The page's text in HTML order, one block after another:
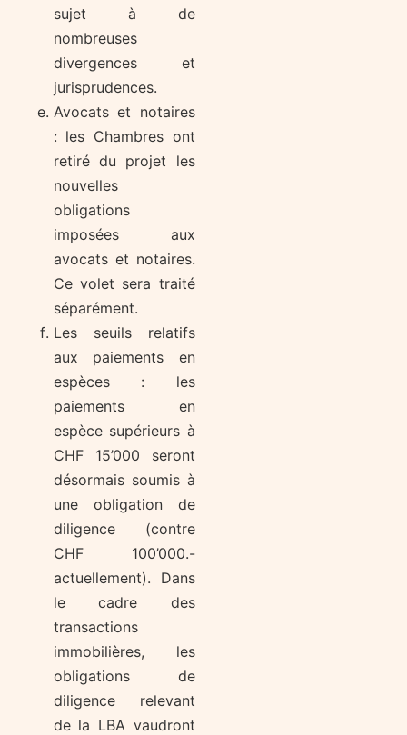
sujet à de
nombreuses
divergences et
jurisprudences.
Avocats et notaires
: les Chambres ont
retiré du projet les
nouvelles
obligations
imposées aux
avocats et notaires.
Ce volet sera traité
séparément.
Les seuils relatifs
aux paiements en
espèces : les
paiements en
espèce supérieurs à
CHF 15’000 seront
désormais soumis à
une obligation de
diligence (contre
CHF 100’000.-
actuellement). Dans
le cadre des
transactions
immobilières, les
obligations de
diligence relevant
de la LBA vaudront